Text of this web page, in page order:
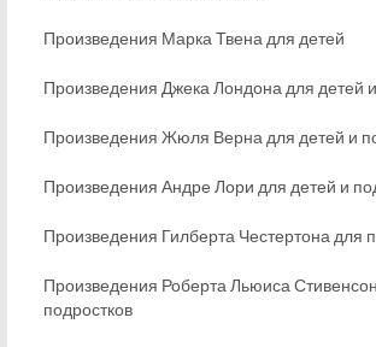
Произведения Марка Твена для детей
Произведения Джека Лондона для детей
Произведения Жюля Верна для детей и
Произведения Андре Лори для детей и
Произведения Гилберта Честертона для
Произведения Роберта Льюиса
подростков